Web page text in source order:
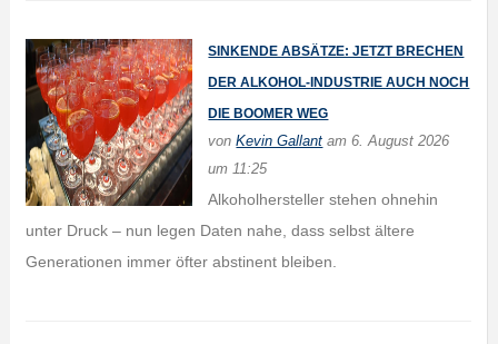
SINKENDE ABSÄTZE: JETZT BRECHEN
DER ALKOHOL-INDUSTRIE AUCH NOCH
DIE BOOMER WEG
vonKevin Gallant am 6. August 2026
um 11:25
Alkoholhersteller stehen ohnehin
unter Druck – nun legen Daten nahe, dass selbst ältere
Generationen immer öfter abstinent bleiben.